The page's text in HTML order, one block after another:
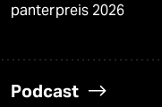
panterpreis 2026
Podcast